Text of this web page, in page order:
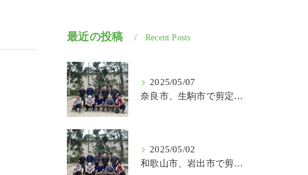
最近の投稿 Recent Posts
2025/05/07
奈良市、生駒市で剪定、伐採、草刈りの作業を頼むなら はなまる造園
2025/05/02
和歌山市、岩出市で剪定、伐採、草刈りの作業を頼むなら はなまる造園